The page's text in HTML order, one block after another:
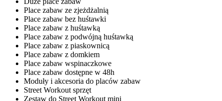
Place zabaw ze zjeżdżalnią
Place zabaw bez huśtawki
Place zabaw z huśtawką
Place zabaw z podwójną huśtawką
Place zabaw z piaskownicą
Place zabaw z domkiem
Place zabaw wspinaczkowe
Place zabaw dostępne w 48h
Moduły i akcesoria do placów zabaw
Street Workout sprzęt
Zestaw do Street Workout mini